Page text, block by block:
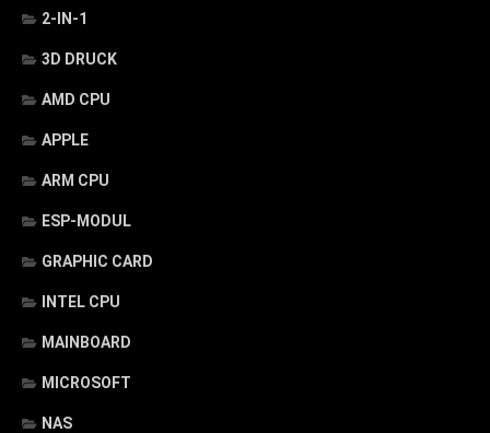
2-IN-1
3D DRUCK
AMD CPU
APPLE
ARM CPU
ESP-MODUL
GRAPHIC CARD
INTEL CPU
MAINBOARD
MICROSOFT
NAS